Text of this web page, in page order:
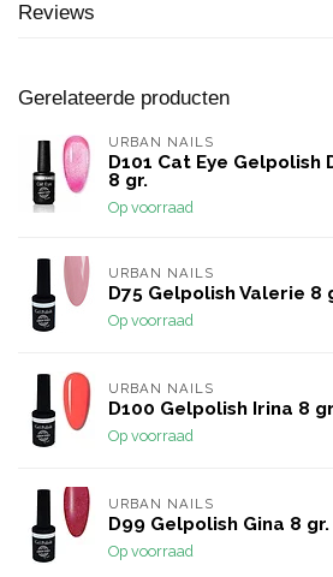
Reviews
Gerelateerde producten
URBAN NAILS
D101 Cat Eye Gelpolish
8 gr.
Op voorraad
URBAN NAILS
D75 Gelpolish Valerie 8
Op voorraad
URBAN NAILS
D100 Gelpolish Irina 8
Op voorraad
URBAN NAILS
D99 Gelpolish Gina 8 gr.
Op voorraad